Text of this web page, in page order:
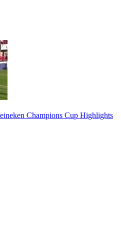
Champions Cup Highlights